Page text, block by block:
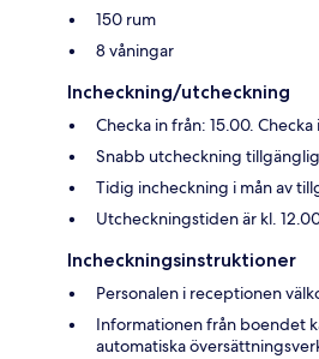
150 rum
8 våningar
Incheckning/utcheckning
Checka in från: 15.00.
Snabb utcheckning tillgänglig
Tidig incheckning i mån av
Utcheckningstiden är kl.
Incheckningsinstruktioner
Personalen i receptionen
Informationen från boendet
automatiska